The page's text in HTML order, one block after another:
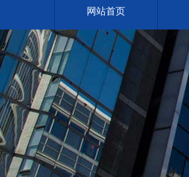
网站首页